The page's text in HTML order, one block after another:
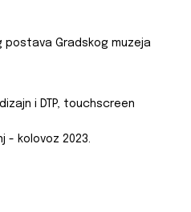
postava Gradskog muzeja
i DTP, touchscreen
- kolovoz 2023.